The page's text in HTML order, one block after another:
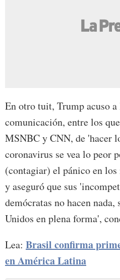
En otro tuit, Trump acuso
comunicación, entre los
MSNBC y CNN, de 'hacer
coronavirus se vea lo peor
(contagiar) el pánico en
y aseguró que sus
demócratas no hacen
Unidos en plena forma',
Lea: Brasil confirma
en América Latina